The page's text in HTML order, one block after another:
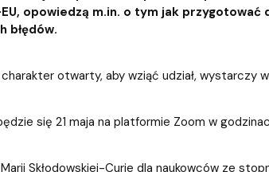
opowiedzą m.in. o tym jak
błędów.
otwarty, aby wziąć udział, wystarczy
się 21 maja na platformie Zoom w
Skłodowskiej-Curie dla naukowców ze